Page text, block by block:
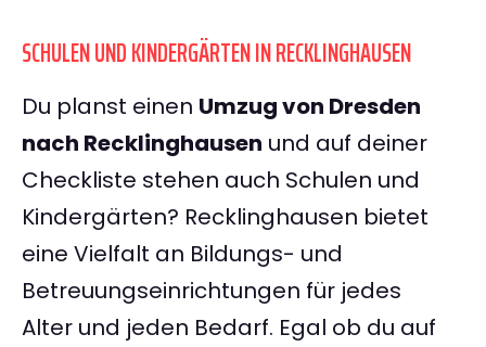
SCHULEN UND KINDERGÄRTEN IN RECKLINGHAUSEN
Du planst einen Umzug von Dresden
nach Recklinghausen und auf deiner
Checkliste stehen auch Schulen und
Kindergärten? Recklinghausen bietet
eine Vielfalt an Bildungs- und
Betreuungseinrichtungen für jedes
Alter und jeden Bedarf. Egal ob du auf